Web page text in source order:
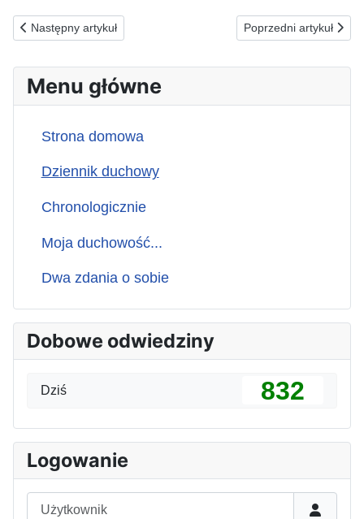
Poprzednia strona: 27.01.2024(s) ZA FAŁSZYWYCH ŚWIADKÓW
Następny artykuł Następna strona:
Poprzedni artykuł
Menu główne
Strona domowa
Dziennik duchowy
Chronologicznie
Moja duchowość...
Dwa zdania o sobie
Dobowe odwiedziny
Dziś 832
Logowanie